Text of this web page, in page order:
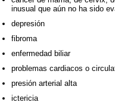
inusual que aún no ha sido
depresión
fibroma
enfermedad biliar
problemas cardiacos o
presión arterial alta
ictericia